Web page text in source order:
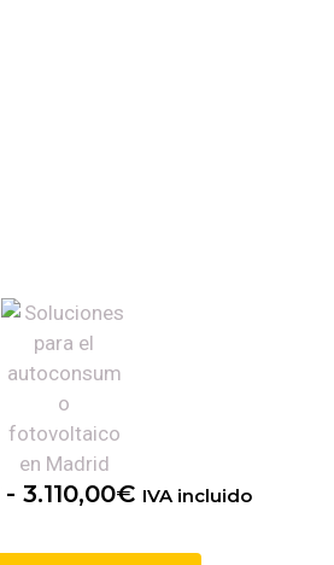
- 3.110,00€ IVA incluido